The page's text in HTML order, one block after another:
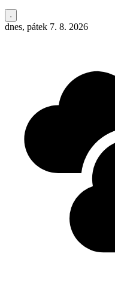
dnes, pátek 7. 8. 2026